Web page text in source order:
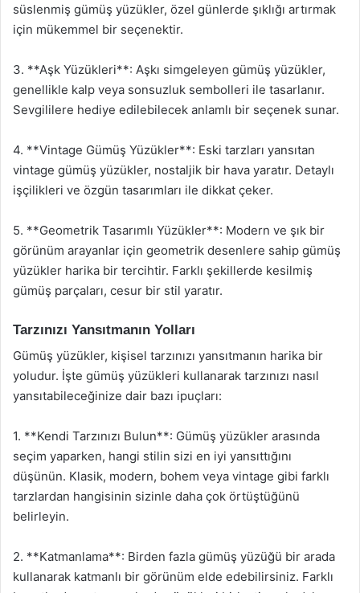
süslenmiş gümüş yüzükler, özel günlerde şıklığı artırmak
için mükemmel bir seçenektir.
3. **Aşk Yüzükleri**: Aşkı simgeleyen gümüş yüzükler,
genellikle kalp veya sonsuzluk sembolleri ile tasarlanır.
Sevgililere hediye edilebilecek anlamlı bir seçenek sunar.
4. **Vintage Gümüş Yüzükler**: Eski tarzları yansıtan
vintage gümüş yüzükler, nostaljik bir hava yaratır. Detaylı
işçilikleri ve özgün tasarımları ile dikkat çeker.
5. **Geometrik Tasarımlı Yüzükler**: Modern ve şık bir
görünüm arayanlar için geometrik desenlere sahip gümüş
yüzükler harika bir tercihtir. Farklı şekillerde kesilmiş
gümüş parçaları, cesur bir stil yaratır.
Tarzınızı Yansıtmanın Yolları
Gümüş yüzükler, kişisel tarzınızı yansıtmanın harika bir
yoludur. İşte gümüş yüzükleri kullanarak tarzınızı nasıl
yansıtabileceğinize dair bazı ipuçları:
1. **Kendi Tarzınızı Bulun**: Gümüş yüzükler arasında
seçim yaparken, hangi stilin sizi en iyi yansıttığını
düşünün. Klasik, modern, bohem veya vintage gibi farklı
tarzlardan hangisinin sizinle daha çok örtüştüğünü
belirleyin.
2. **Katmanlama**: Birden fazla gümüş yüzüğü bir arada
kullanarak katmanlı bir görünüm elde edebilirsiniz. Farklı